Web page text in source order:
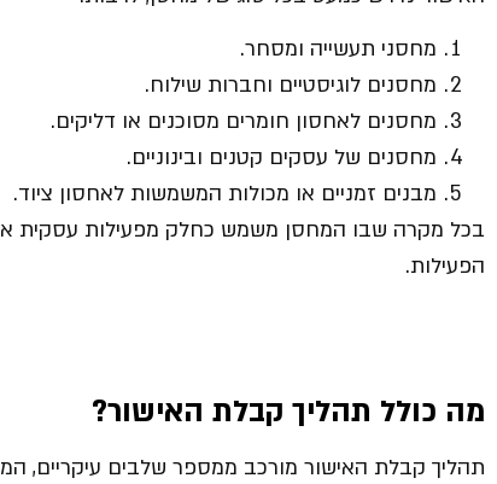
מחסני תעשייה ומסחר.
מחסנים לוגיסטיים וחברות שילוח.
מחסנים לאחסון חומרים מסוכנים או דליקים.
מחסנים של עסקים קטנים ובינוניים.
מבנים זמניים או מכולות המשמשות לאחסון ציוד.
בכל מקרה שבו המחסן משמש כחלק מפעילות עסקית או
הפעילות.
מה כולל תהליך קבלת האישור?
תהליך קבלת האישור מורכב ממספר שלבים עיקריים,